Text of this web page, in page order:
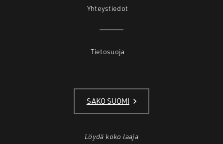
Yhteystiedot
Tietosuoja
SAKO SUOMI
Löydä koko laaja